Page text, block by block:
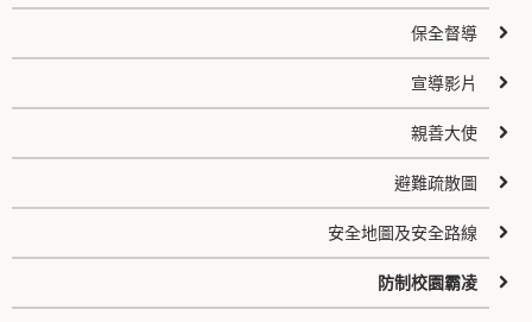
保全督導
宣導影片
親善大使
避難疏散圖
安全地圖及安全路線
防制校園霸凌